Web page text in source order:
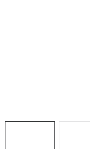
Podmínky ochrany